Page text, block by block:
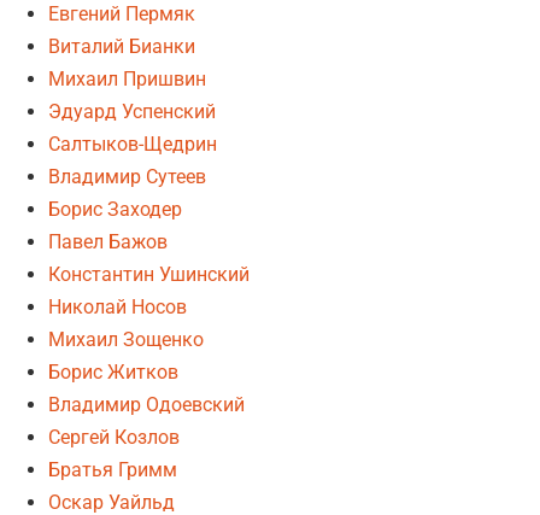
Евгений Пермяк
Виталий Бианки
Михаил Пришвин
Эдуард Успенский
Салтыков-Щедрин
Владимир Сутеев
Борис Заходер
Павел Бажов
Константин Ушинский
Николай Носов
Михаил Зощенко
Борис Житков
Владимир Одоевский
Сергей Козлов
Братья Гримм
Оскар Уайльд